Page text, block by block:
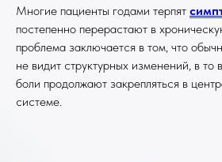
Многие пациенты годами терпят
постепенно перерастают в
проблема заключается в том, что
не видит структурных изменений, в то
боли продолжают закрепляться в
системе.